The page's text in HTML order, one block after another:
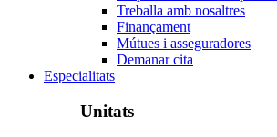
Treballa amb nosaltres
Finançament
Mútues i asseguradores
Demanar cita
Especialitats
Unitats